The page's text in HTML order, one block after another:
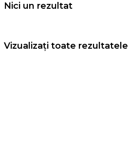
Nici un rezultat
Vizualizați toate rezultatele